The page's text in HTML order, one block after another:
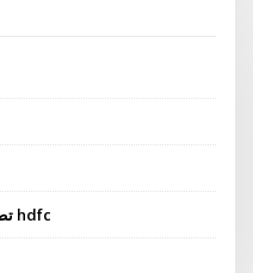
تطبيق الاكتتاب عبر الإنترنت من خلال بنك hdfc